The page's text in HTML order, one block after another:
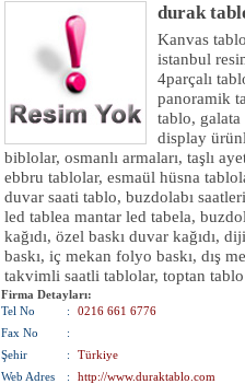
durak
Kanvas
istanbul
4parçalı
panoramik
tablo,
display
biblolar, osmanlı armaları, taşlı
ebbru tablolar, esmaül hüsna
duvar saati tablo, buzdolabı
led tablea mantar led tabela,
kağıdı, özel baskı duvar kağıdı,
baskı, iç mekan folyo baskı, dış
takvimli saatli tablolar, toptan tablo
Firma Detayları:
Tel No
:
0216 661 6776
Fax No
:
Şehir
:
Türkiye
Web Adres
:
http://www.duraktablo.com